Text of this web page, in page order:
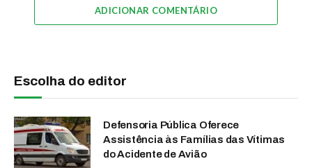
ADICIONAR COMENTÁRIO
Escolha do editor
Defensoria Pública Oferece
Assistência às Famílias das Vítimas
do Acidente de Avião